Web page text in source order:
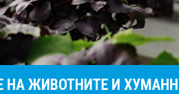
НА ЖИВОТНИТЕ И